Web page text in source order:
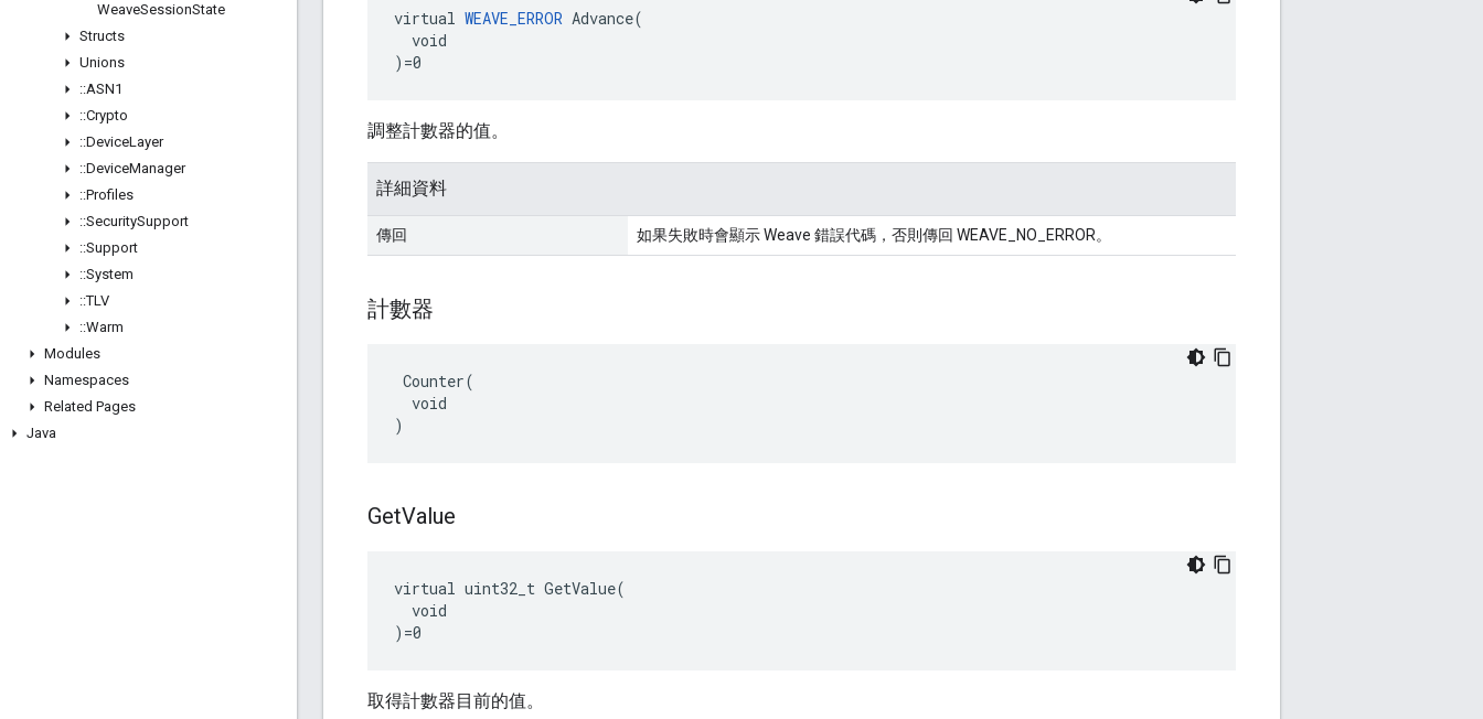
WeaveSessionState
Structs
Unions
::ASN1
::Crypto
::DeviceLayer
::DeviceManager
::Profiles
::SecuritySupport
::Support
::System
::TLV
::Warm
Modules
Namespaces
Related Pages
Java
virtual WEAVE_ERROR Advance(
  void
)=0
調整計數器的值。
詳細資料
傳回 如果失敗時會顯示 Weave 錯誤代碼，否則傳回 WEAVE_NO_ERROR。
計數器
Counter(
  void
)
GetValue
virtual uint32_t GetValue(
  void
)=0
取得計數器目前的值。